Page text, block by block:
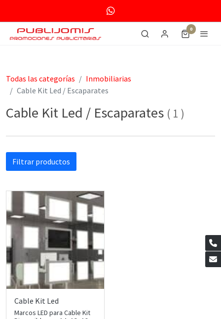
0
Todas las categorías
Inmobiliarias
Cable Kit Led / Escaparates
Cable Kit Led / Escaparates ( 1 )
Filtrar productos
Cable Kit Led
Marcos LED para Cable Kit